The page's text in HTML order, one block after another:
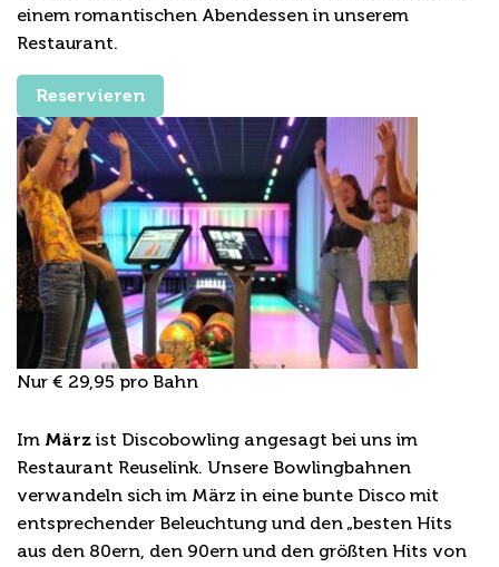
einem romantischen Abendessen in unserem
Restaurant.
Reservieren
Nur € 29,95 pro Bahn
Im März ist Discobowling angesagt bei uns im
Restaurant Reuselink. Unsere Bowlingbahnen
verwandeln sich im März in eine bunte Disco mit
entsprechender Beleuchtung und den „besten Hits
aus den 80ern, den 90ern und den größten Hits von